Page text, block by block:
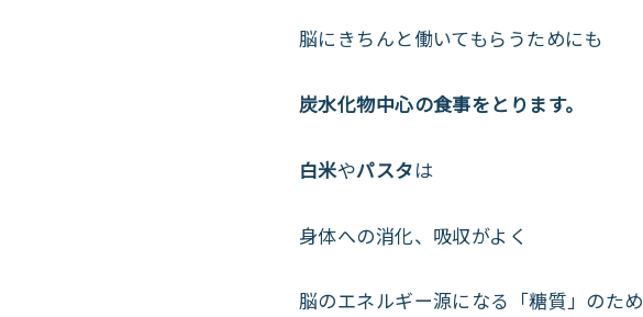
脳にきちんと働いてもらうためにも
炭水化物中心の食事をとります。
白米やパスタ は
身体への消化、吸収がよく
脳のエネルギー源になる「糖質」のため